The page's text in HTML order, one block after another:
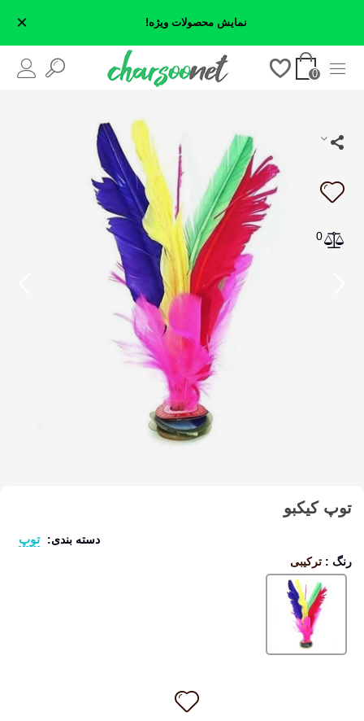
نمایش محصولات ویژه! ×
0
0
توپ کیکبو
دسته بندی: توپ
رنگ : ترکیبی
ترکیبی